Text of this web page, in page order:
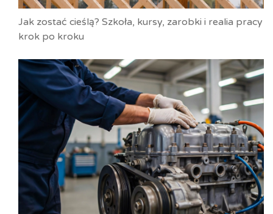
Jak zostać cieślą? Szkoła, kursy, zarobki i realia pracy
krok po kroku